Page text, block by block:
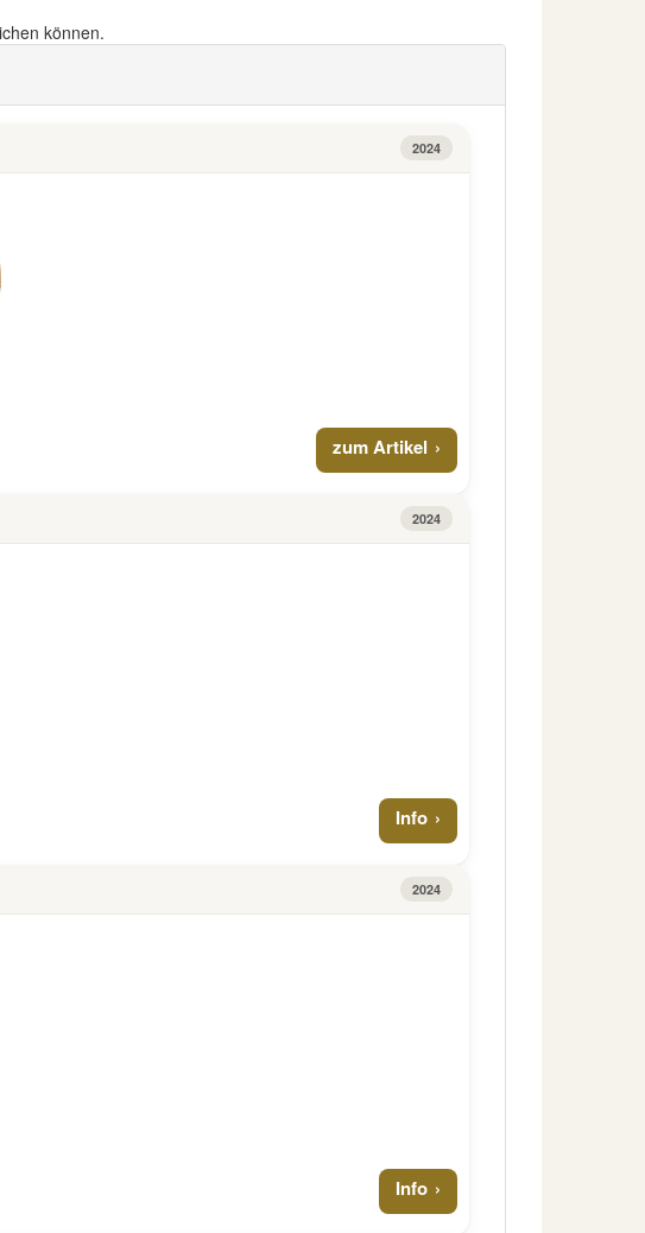
können.
2024
zum Artikel
2024
Info
2024
Info